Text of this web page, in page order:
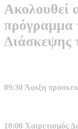
Ακολουθεί
πρόγραμμα
Διάσκεψης
09:30 Άφιξη
10:00 Χαιρετισμός